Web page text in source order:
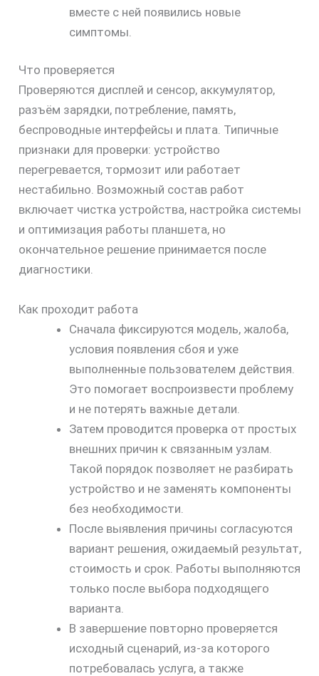
вместе с ней появились новые
симптомы.
Что проверяется
Проверяются дисплей и сенсор, аккумулятор,
разъём зарядки, потребление, память,
беспроводные интерфейсы и плата. Типичные
признаки для проверки: устройство
перегревается, тормозит или работает
нестабильно. Возможный состав работ
включает чистка устройства, настройка системы
и оптимизация работы планшета, но
окончательное решение принимается после
диагностики.
Как проходит работа
Сначала фиксируются модель, жалоба,
условия появления сбоя и уже
выполненные пользователем действия.
Это помогает воспроизвести проблему
и не потерять важные детали.
Затем проводится проверка от простых
внешних причин к связанным узлам.
Такой порядок позволяет не разбирать
устройство и не заменять компоненты
без необходимости.
После выявления причины согласуются
вариант решения, ожидаемый результат,
стоимость и срок. Работы выполняются
только после выбора подходящего
варианта.
В завершение повторно проверяется
исходный сценарий, из-за которого
потребовалась услуга, а также
скидку
30%